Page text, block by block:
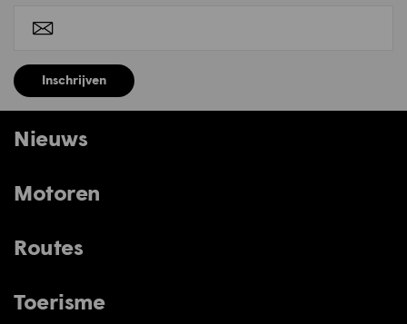
Inschrijven
Nieuws
Motoren
Routes
Toerisme